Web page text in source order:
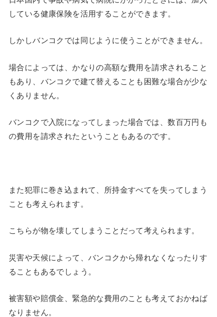
している健康保険を活用することができます。
しかしバンコクでは同じように使うことができません。
場合によっては、かなりの高額な費用を請求されること
もあり、バンコクで建て替えることも困難な場合が少な
くありません。
バンコクで入院になってしまった場合では、数百万円も
の費用を請求されたということもあるのです。
また犯罪に巻き込まれて、所持金すべてを失ってしまう
ことも考えられます。
こちらが物を壊してしまうことだって考えられます。
災害や天候によって、バンコクから帰れなくなったりす
ることもあるでしょう。
被害額や賠償金、緊急的な費用のことも考えておかねば
なりません。